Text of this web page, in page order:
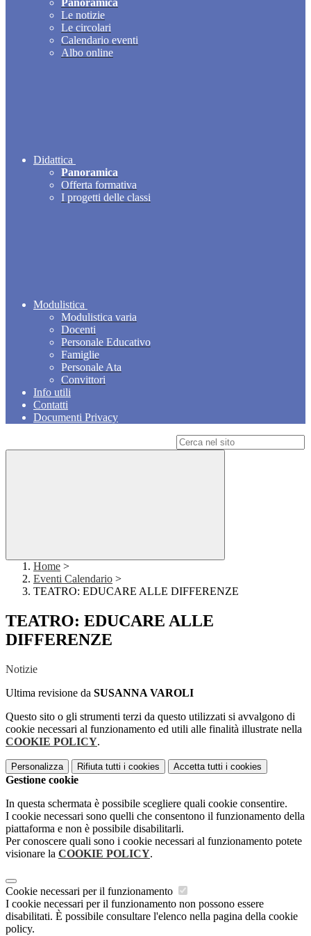
Panoramica
Le notizie
Le circolari
Calendario eventi
Albo online
Didattica
Panoramica
Offerta formativa
I progetti delle classi
Modulistica
Modulistica varia
Docenti
Personale Educativo
Famiglie
Personale Ata
Convittori
Info utili
Contatti
Documenti Privacy
Home >
Eventi Calendario >
TEATRO: EDUCARE ALLE DIFFERENZE
TEATRO: EDUCARE ALLE
DIFFERENZE
Notizie
Ultima revisione da SUSANNA VAROLI
Questo sito o gli strumenti terzi da questo utilizzati si avvalgono di
cookie necessari al funzionamento ed utili alle finalità illustrate nella
COOKIE POLICY.
Personalizza Rifiuta tutti i cookies Accetta tutti i cookies
Gestione cookie
In questa schermata è possibile scegliere quali cookie consentire.
I cookie necessari sono quelli che consentono il funzionamento della
piattaforma e non è possibile disabilitarli.
Per conoscere quali sono i cookie necessari al funzionamento potete
visionare la COOKIE POLICY.
Cookie necessari per il funzionamento
I cookie necessari per il funzionamento non possono essere
disabilitati. È possibile consultare l'elenco nella pagina della cookie
policy.